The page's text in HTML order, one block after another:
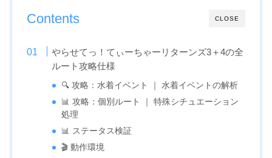
CLOSE
Contents
やらせてっ！てぃーちゃーリターンズ3＋4の全
ルート攻略仕様
🔍 攻略：水着イベント ｜ 水着イベントの解析
📊 攻略：個別ルート ｜ 特殊シチュエーション
処理
📊 ステータス検証
🎬 動作環境